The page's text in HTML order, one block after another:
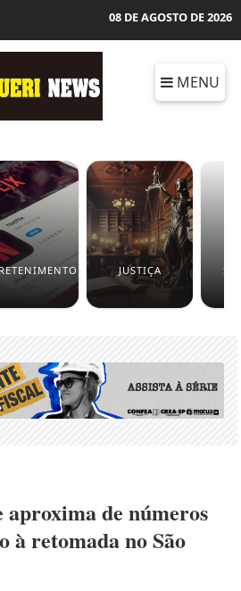
08 DE AGOSTO DE 2026
MENU
JUSTIÇA
de números
à retomada no São